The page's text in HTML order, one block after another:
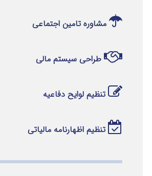
مشاوره تامین اجتماعی
طراحی سیستم مالی
تنظیم لوایح دفاعیه
تنظیم اظهارنامه مالیاتی